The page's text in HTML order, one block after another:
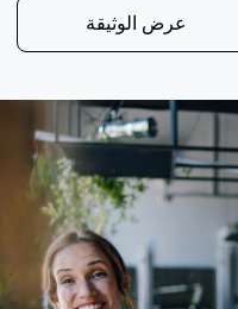
عرض الوثيقة